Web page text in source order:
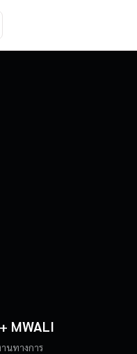
MWALI
นทางการ